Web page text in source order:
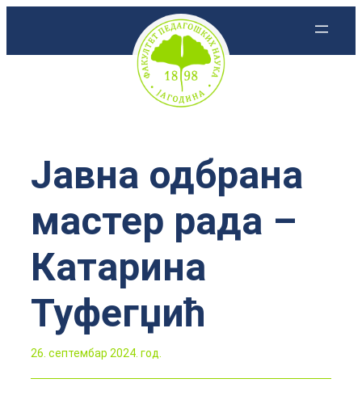
Јавна одбрана
мастер рада –
Катарина
Туфегџић
26. септембар 2024. год.